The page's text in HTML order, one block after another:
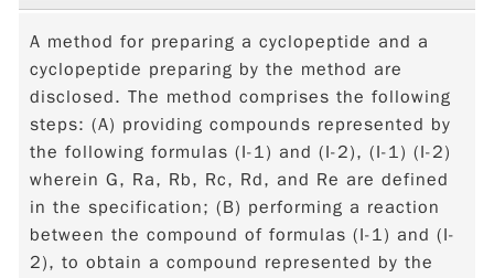
A method for preparing a cyclopeptide and a
cyclopeptide preparing by the method are
disclosed. The method comprises the following
steps: (A) providing compounds represented by
the following formulas (I-1) and (I-2), (I-1) (I-2)
wherein G, Ra, Rb, Rc, Rd, and Re are defined
in the specification; (B) performing a reaction
between the compound of formulas (I-1) and (I-
2), to obtain a compound represented by the